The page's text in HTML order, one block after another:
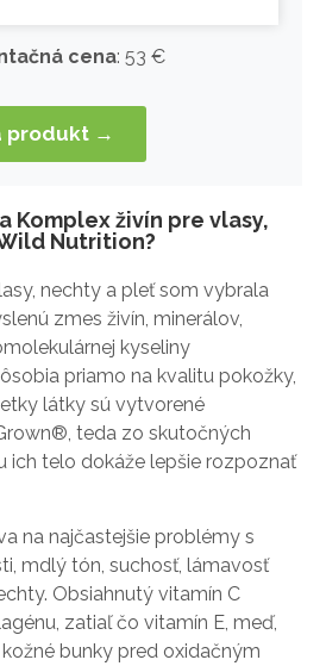
cena: 53 €
produkt →
Komplex živín pre vlasy,
Nutrition?
nechty a pleť som vybrala
zmes živín, minerálov,
kyseliny
priamo na kvalitu pokožky,
látky sú vytvorené
teda zo skutočných
ich telo dokáže lepšie rozpoznať
na najčastejšie problémy s
mdlý tón, suchosť, lámavosť
Obsiahnutý vitamín C
zatiaľ čo vitamín E, meď,
bunky pred oxidačným